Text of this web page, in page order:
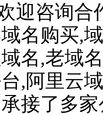
迎咨询
名购买,
名,老域
,阿里云
接了多